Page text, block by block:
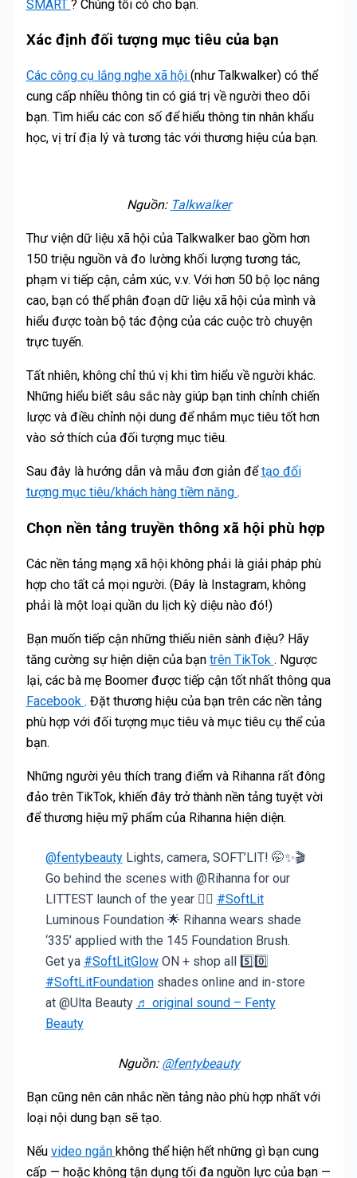
SMART ? Chúng tôi có cho bạn.
Xác định đối tượng mục tiêu của bạn
Các công cụ lắng nghe xã hội (như Talkwalker) có thể
cung cấp nhiều thông tin có giá trị về người theo dõi
bạn. Tìm hiểu các con số để hiểu thông tin nhân khẩu
học, vị trí địa lý và tương tác với thương hiệu của bạn.
Nguồn: Talkwalker
Thư viện dữ liệu xã hội của Talkwalker bao gồm hơn
150 triệu nguồn và đo lường khối lượng tương tác,
phạm vi tiếp cận, cảm xúc, v.v. Với hơn 50 bộ lọc nâng
cao, bạn có thể phân đoạn dữ liệu xã hội của mình và
hiểu được toàn bộ tác động của các cuộc trò chuyện
trực tuyến.
Tất nhiên, không chỉ thú vị khi tìm hiểu về người khác.
Những hiểu biết sâu sắc này giúp bạn tinh chỉnh chiến
lược và điều chỉnh nội dung để nhắm mục tiêu tốt hơn
vào sở thích của đối tượng mục tiêu.
Sau đây là hướng dẫn và mẫu đơn giản đểtạo đối
tượng mục tiêu/khách hàng tiềm năng .
Chọn nền tảng truyền thông xã hội phù hợp
Các nền tảng mạng xã hội không phải là giải pháp phù
hợp cho tất cả mọi người. (Đây là Instagram, không
phải là một loại quần du lịch kỳ diệu nào đó!)
Bạn muốn tiếp cận những thiếu niên sành điệu? Hãy
tăng cường sự hiện diện của bạn trên TikTok . Ngược
lại, các bà mẹ Boomer được tiếp cận tốt nhất thông qua
Facebook . Đặt thương hiệu của bạn trên các nền tảng
phù hợp với đối tượng mục tiêu và mục tiêu cụ thể của
bạn.
Những người yêu thích trang điểm và Rihanna rất đông
đảo trên TikTok, khiến đây trở thành nền tảng tuyệt vời
để thương hiệu mỹ phẩm của Rihanna hiện diện.
@fentybeautyLights, camera, SOFT’LIT! 🤭✨🎬
Go behind the scenes with @Rihanna for our
LITTEST launch of the year 👉🏽 #SoftLit
Luminous Foundation 🌟 Rihanna wears shade
‘335’ applied with the 145 Foundation Brush.
Get ya #SoftLitGlowON + shop all 5️⃣0️⃣
#SoftLitFoundationshades online and in-store
at @Ulta Beauty ♬ original sound – Fenty
Beauty
Nguồn: @fentybeauty
Bạn cũng nên cân nhắc nền tảng nào phù hợp nhất với
loại nội dung bạn sẽ tạo.
Nếu video ngắn không thể hiện hết những gì bạn cung
cấp — hoặc không tận dụng tối đa nguồn lực của bạn —